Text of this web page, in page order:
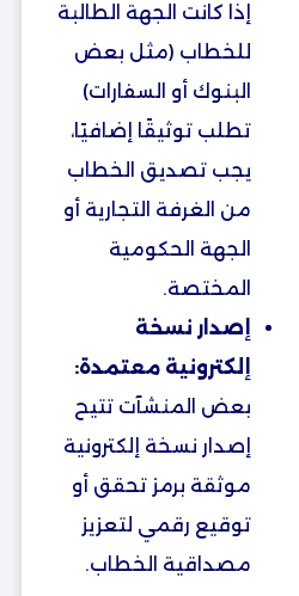
إذا كانت الجهة الطالبة
للخطاب (مثل بعض
البنوك أو السفارات)
تطلب توثيقًا إضافيًا،
يجب تصديق الخطاب
من الغرفة التجارية أو
الجهة الحكومية
المختصة.
إصدار نسخة
إلكترونية معتمدة:
بعض المنشآت تتيح
إصدار نسخة إلكترونية
موثقة برمز تحقق أو
توقيع رقمي لتعزيز
مصداقية الخطاب.